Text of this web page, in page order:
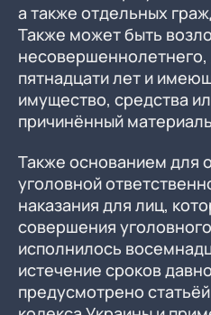
а также отдельных
Также может быть
несовершеннолетнего,
пятнадцати лет и
имущество, средства
причинённый
Также основанием для
уголовной
наказания для лиц,
совершения
исполнилось
истечение сроков
предусмотрено